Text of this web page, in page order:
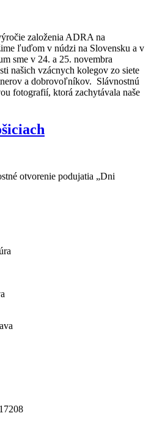
založenia ADRA na
ľuďom v núdzi na Slovensku a v
sme v 24. a 25. novembra
našich vzácnych kolegov zo siete
a dobrovoľníkov. Slávnostnú
fotografií, ktorá zachytávala naše
otvorenie podujatia „Dni